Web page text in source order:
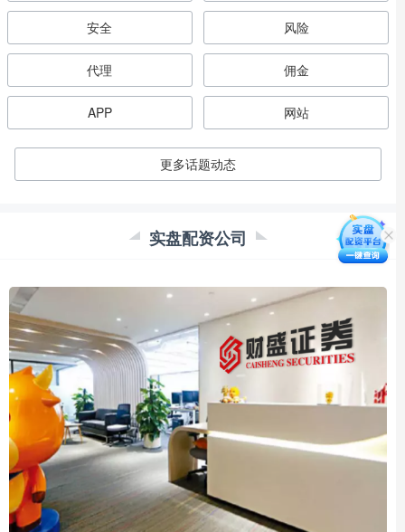
安全 风险
代理 佣金
APP 网站
更多话题动态
实盘配资公司